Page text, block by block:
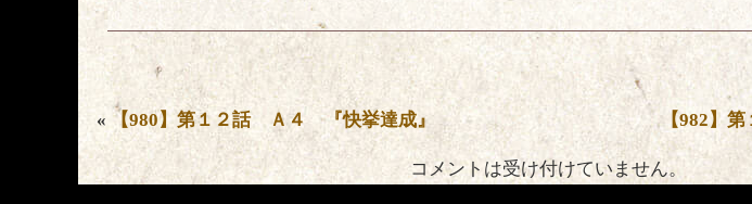
« 【980】第１２話 Ａ４ 『快挙達成』 【982】
コメントは受け付けていません。